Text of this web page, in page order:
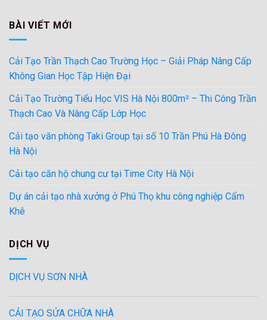
BÀI VIẾT MỚI
Cải Tạo Trần Thạch Cao Trường Học – Giải Pháp Nâng Cấp
Không Gian Học Tập Hiện Đại
Cải Tạo Trường Tiểu Học VIS Hà Nội 800m² – Thi Công Trần
Thạch Cao Và Nâng Cấp Lớp Học
Cải tạo văn phòng Taki Group tại số 10 Trần Phú Hà Đông
Hà Nội
Cải tạo căn hộ chung cư tại Time City Hà Nội
Dự án cải tạo nhà xưởng ở Phú Thọ khu công nghiệp Cẩm
Khê
DỊCH VỤ
DỊCH VỤ SƠN NHÀ
CẢI TẠO SỬA CHỮA NHÀ